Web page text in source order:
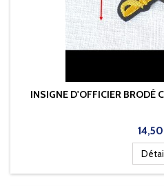
INSIGNE D'OFFICIER BRODÉ
Prix